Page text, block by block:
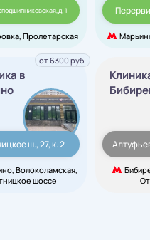
1
Пролетарская
в
ш., 27, к. 2
Волоколамская,
шоссе
от 6300 руб.